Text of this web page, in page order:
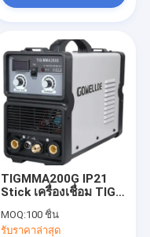
TIGMMA200G IP21
Stick เครื่องเชื่อม TIG
MMA IGBT Inverter
น้ำหนักเบา
MOQ:100 ชิ้น
รับราคาล่าสุด